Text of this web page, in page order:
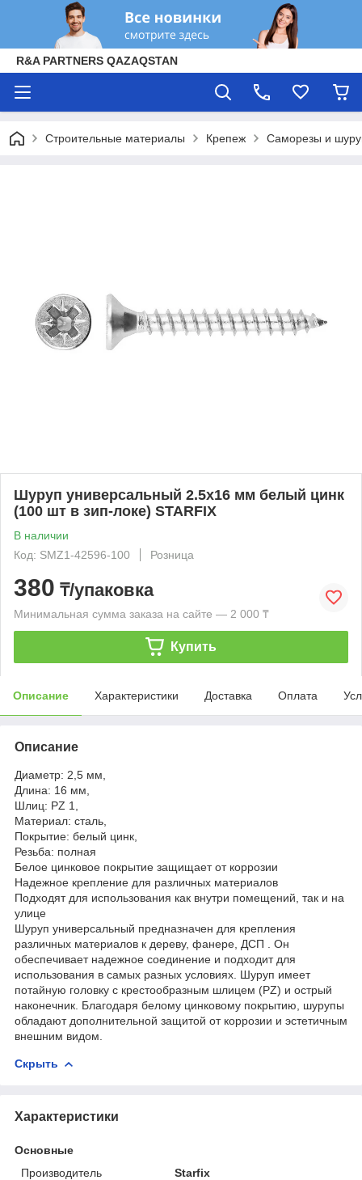
R&A PARTNERS QAZAQSTAN
Строительные материалы Крепеж Саморезы и
Шуруп универсальный 2.5х16 мм белый цинк
(100 шт в зип-локе) STARFIX
В наличии
Код: SMZ1-42596-100
Розница
380 ₸/упаковка
Минимальная сумма заказа на сайте — 2 000 ₸
Купить
Описание Характеристики Доставка Оплата
Описание
Диаметр: 2,5 мм,
Длина: 16 мм,
Шлиц: PZ 1,
Материал: сталь,
Покрытие: белый цинк,
Резьба: полная
Белое цинковое покрытие защищает от коррозии
Надежное крепление для различных материалов
Подходят для использования как внутри помещений, так и на
улице
Шуруп универсальный предназначен для крепления
различных материалов к дереву, фанере, ДСП . Он
обеспечивает надежное соединение и подходит для
использования в самых разных условиях. Шуруп имеет
потайную головку с крестообразным шлицем (PZ) и острый
наконечник. Благодаря белому цинковому покрытию, шурупы
обладают дополнительной защитой от коррозии и эстетичным
внешним видом.
Скрыть
Характеристики
Основные
Производитель
Starfix